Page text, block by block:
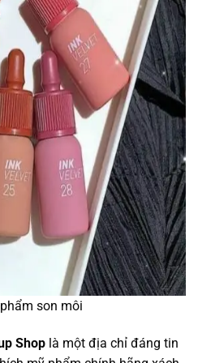
son môi
Shop là một địa chỉ đáng tin